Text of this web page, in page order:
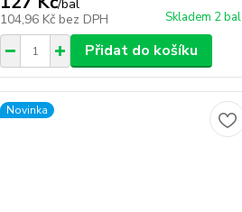
/bal
104,96 Kč bez DPH Skladem 2 bal
Přidat do košíku
Novinka